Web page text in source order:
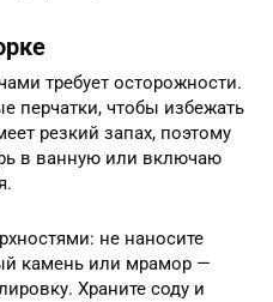
требует осторожности.
перчатки, чтобы избежать
резкий запах, поэтому
в ванную или включаю
не наносите
камень или мрамор —
Храните соду и